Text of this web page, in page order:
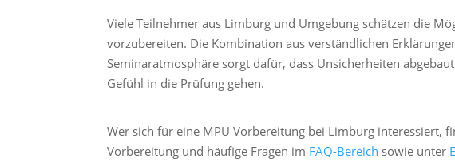
Viele Teilnehmer aus Limburg und Umgebung schätzen die
vorzubereiten. Die Kombination aus verständlichen
Seminaratmosphäre sorgt dafür, dass Unsicherheiten
Gefühl in die Prüfung gehen.
Wer sich für eine MPU Vorbereitung bei Limburg interessiert,
Vorbereitung und häufige Fragen im FAQ-Bereich sowie unter